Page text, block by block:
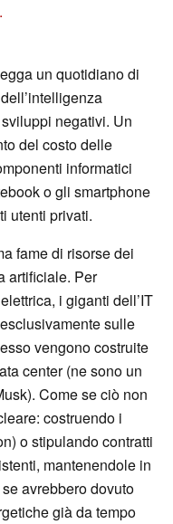
un quotidiano di
negativi. Un
del costo delle
informatici
o gli smartphone
utenti privati.
fame di risorse dei
artificiale. Per
i giganti dell’IT
sulle
vengono costruite
center (ne sono un
Come se ciò non
costruendo i
o stipulando contratti
mantenendole in
avrebbero dovuto
già da tempo